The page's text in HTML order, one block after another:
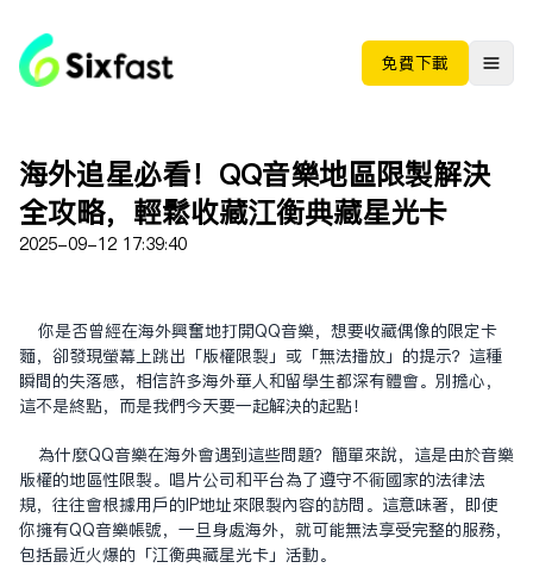
免费下载
海外追星必看！QQ音樂地區限制解決
全攻略，輕鬆收藏江衡典藏星光卡
2025-09-12 17:39:40
你是否曾經在海外興奮地打開QQ音樂，想要收藏偶像的限定卡
面，卻發現螢幕上跳出「版權限制」或「無法播放」的提示？這種
瞬間的失落感，相信許多海外華人和留學生都深有體會。別擔心，
這不是終點，而是我們今天要一起解決的起點！
為什麼QQ音樂在海外會遇到這些問題？簡單來說，這是由於音樂
版權的地區性限制。唱片公司和平台為了遵守不同國家的法律法
規，往往會根據用戶的IP地址來限制內容的訪問。這意味著，即使
你擁有QQ音樂帳號，一旦身處海外，就可能無法享受完整的服務，
包括最近火爆的「江衡典藏星光卡」活動。